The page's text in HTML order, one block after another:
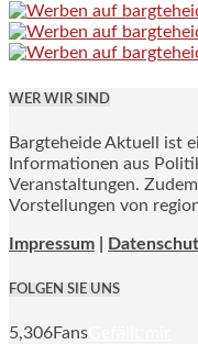
WER WIR SIND
Bargteheide Aktuell ist
Informationen aus
Veranstaltungen.
Vorstellungen von
Impressum
FOLGEN SIE UNS
5,306Fans